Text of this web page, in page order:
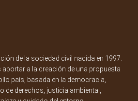
de la sociedad civil nacida en 1997.
a la creación de una propuesta
país, basada en la democracia,
de derechos, justicia ambiental,